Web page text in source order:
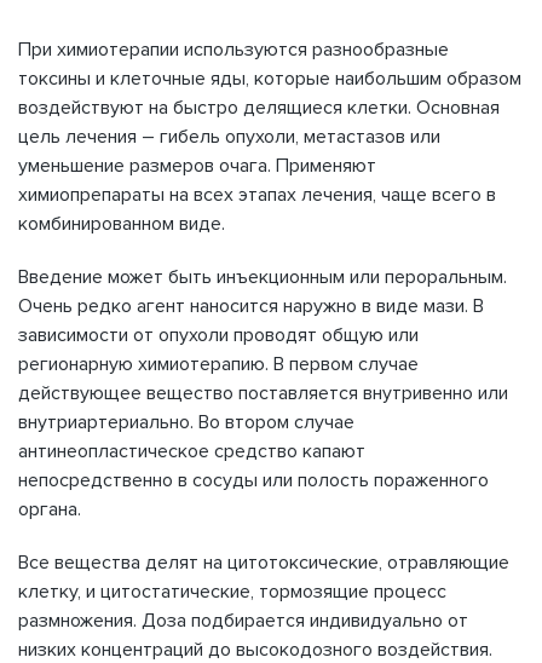
При химиотерапии используются разнообразные
токсины и клеточные яды, которые наибольшим образом
воздействуют на быстро делящиеся клетки. Основная
цель лечения – гибель опухоли, метастазов или
уменьшение размеров очага. Применяют
химиопрепараты на всех этапах лечения, чаще всего в
комбинированном виде.
Введение может быть инъекционным или пероральным.
Очень редко агент наносится наружно в виде мази. В
зависимости от опухоли проводят общую или
регионарную химиотерапию. В первом случае
действующее вещество поставляется внутривенно или
внутриартериально. Во втором случае
антинеопластическое средство капают
непосредственно в сосуды или полость пораженного
органа.
Все вещества делят на цитотоксические, отравляющие
клетку, и цитостатические, тормозящие процесс
размножения. Доза подбирается индивидуально от
низких концентраций до высокодозного воздействия.